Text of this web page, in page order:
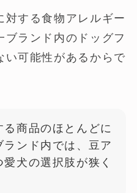
対する食物アレルギー
ブランド内のドッグフ
い可能性があるからで
商品のほとんどに
ランド内では、豆ア
犬の選択肢が狭く